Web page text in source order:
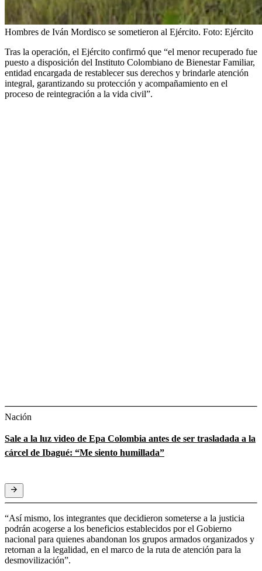
Hombres de Iván Mordisco se sometieron al Ejército. Foto: Ejército
Tras la operación, el Ejército confirmó que “el menor recuperado fue
puesto a disposición del Instituto Colombiano de Bienestar Familiar,
entidad encargada de restablecer sus derechos y brindarle atención
integral, garantizando su protección y acompañamiento en el
proceso de reintegración a la vida civil”.
Nación
Sale a la luz video de Epa Colombia antes de ser trasladada a la
cárcel de Ibagué: “Me siento humillada”
“Así mismo, los integrantes que decidieron someterse a la justicia
podrán acogerse a los beneficios establecidos por el Gobierno
nacional para quienes abandonan los grupos armados organizados y
retornan a la legalidad, en el marco de la ruta de atención para la
desmovilización”.